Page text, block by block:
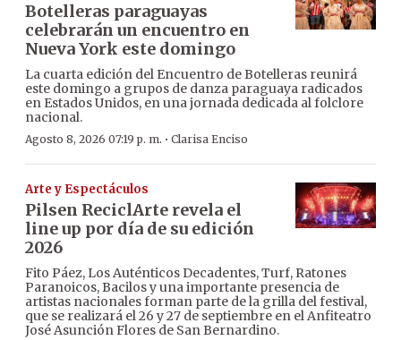
Botelleras paraguayas
celebrarán un encuentro en
Nueva York este domingo
La cuarta edición del Encuentro de Botelleras reunirá
este domingo a grupos de danza paraguaya radicados
en Estados Unidos, en una jornada dedicada al folclore
nacional.
Agosto 8, 2026 07:19 p. m. · Clarisa Enciso
Arte y Espectáculos
Pilsen ReciclArte revela el
line up por día de su edición
2026
Fito Páez, Los Auténticos Decadentes, Turf, Ratones
Paranoicos, Bacilos y una importante presencia de
artistas nacionales forman parte de la grilla del festival,
que se realizará el 26 y 27 de septiembre en el Anfiteatro
José Asunción Flores de San Bernardino.